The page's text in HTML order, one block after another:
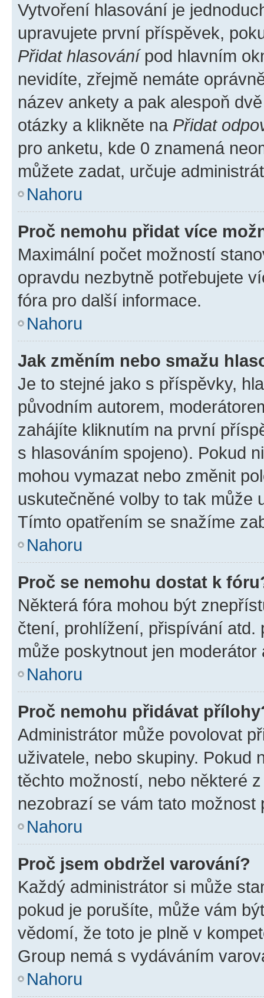
Vytvoření hlasování je
upravujete první příspěvek,
Přidat hlasovánípod hlavním
nevidíte, zřejmě nemáte
název ankety a pak alespoň
otázky a klikněte na Přidat
pro anketu, kde 0 znamená
můžete zadat, určuje
Nahoru
Proč nemohu přidat více
Maximální počet možností
opravdu nezbytně potřebujete
fóra pro další informace.
Nahoru
Jak změním nebo smažu
Je to stejné jako s příspěvky,
původním autorem,
zahájíte kliknutím na první
s hlasováním spojeno). Pokud
mohou vymazat nebo změnit
uskutečněné volby to tak může
Tímto opatřením se snažíme
Nahoru
Proč se nemohu dostat k
Některá fóra mohou být
čtení, prohlížení, přispívání atd.
může poskytnout jen
Nahoru
Proč nemohu přidávat
Administrátor může povolovat
uživatele, nebo skupiny. Pokud
těchto možností, nebo některé
nezobrazí se vám tato
Nahoru
Proč jsem obdržel varování?
Každý administrátor si může
pokud je porušíte, může vám
vědomí, že toto je plně v
Group nemá s vydáváním
Nahoru